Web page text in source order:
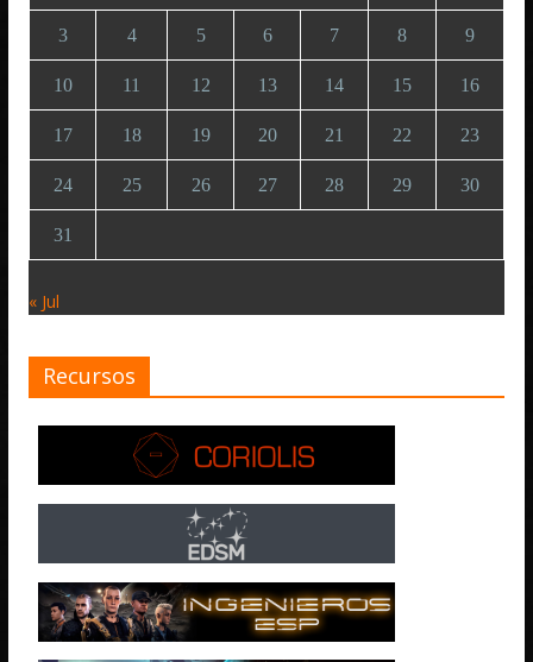
3 4 5 6 7 8 9
10 11 12 13 14 15 16
17 18 19 20 21 22 23
24 25 26 27 28 29 30
31
« Jul
Recursos